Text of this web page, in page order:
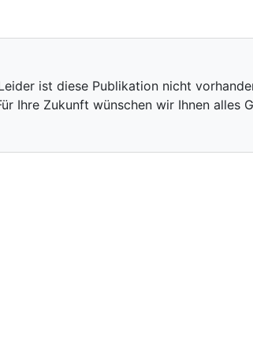
ist diese Publikation nicht
Ihre Zukunft wünschen wir Ihnen alles